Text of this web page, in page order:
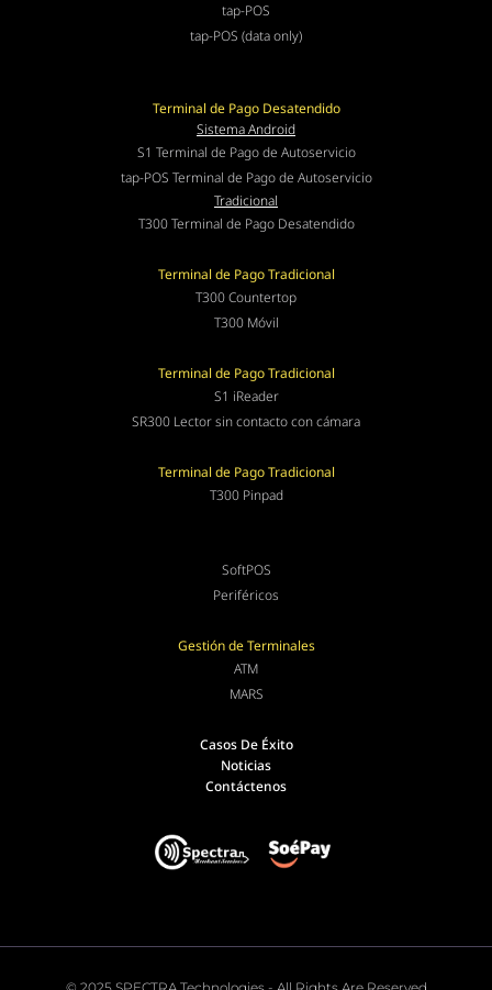
tap-POS
tap-POS (data only)
Terminal de Pago Desatendido
Sistema Android
S1 Terminal de Pago de Autoservicio
tap-POS Terminal de Pago de Autoservicio
Tradicional
T300 Terminal de Pago Desatendido
Terminal de Pago Tradicional
T300 Countertop
T300 Móvil
Terminal de Pago Tradicional
S1 iReader
SR300 Lector sin contacto con cámara
Terminal de Pago Tradicional
T300 Pinpad
SoftPOS
Periféricos
Gestión de Terminales
ATM
MARS
Casos De Éxito
Noticias
Contáctenos